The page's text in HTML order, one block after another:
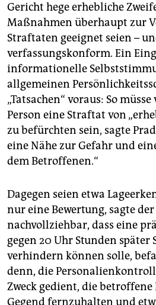
Gericht hege erhebliche
Maßnahmen überhaupt zur
Straftaten geeignet seien –
verfassungskonform. Ein
informationelle
allgemeinen
„Tatsachen“ voraus: So
Person eine Straftat von
zu befürchten sein, sagte
eine Nähe zur Gefahr und
dem Betroffenen.“
Dagegen seien etwa
nur eine Bewertung, sagte
nachvollziehbar, dass eine
gegen 20 Uhr Stunden später
verhindern können solle,
denn, die
Zweck gedient, die betroffene
Gegend fernzuhalten und